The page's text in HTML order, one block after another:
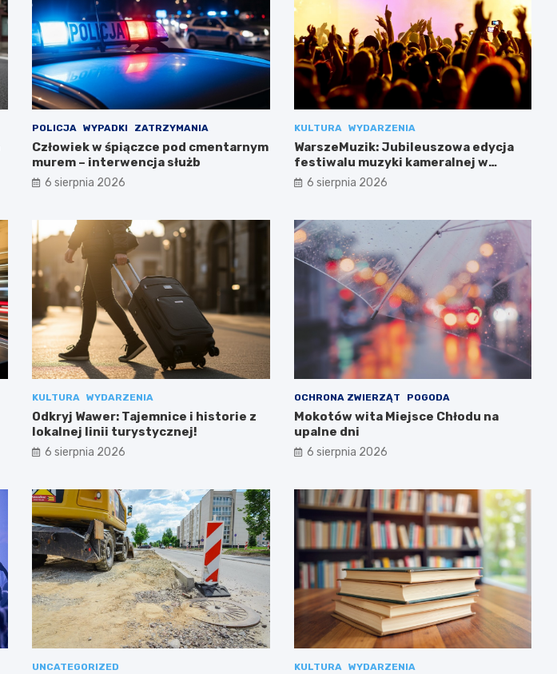
POLICJA WYPADKI ZATRZYMANIA
Człowiek w śpiączce pod cmentarnym
murem – interwencja służb
6 sierpnia 2026
KULTURA WYDARZENIA
WarszeMuzik: Jubileuszowa edycja
festiwalu muzyki kameralnej w
Warszawie
6 sierpnia 2026
KULTURA WYDARZENIA
Odkryj Wawer: Tajemnice i historie z
lokalnej linii turystycznej!
6 sierpnia 2026
OCHRONA ZWIERZĄT POGODA
Mokotów wita Miejsce Chłodu na
upalne dni
6 sierpnia 2026
UNCATEGORIZED KULTURA WYDARZENIA